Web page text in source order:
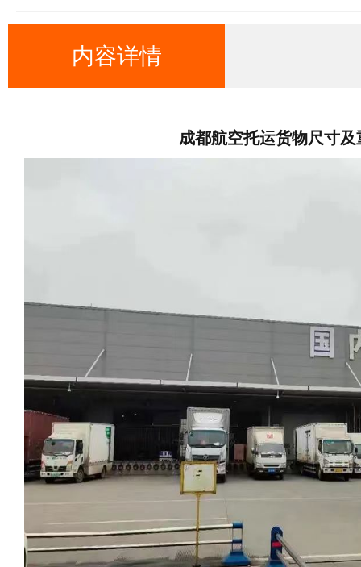
内容详情
成都航空托运货物尺寸及重